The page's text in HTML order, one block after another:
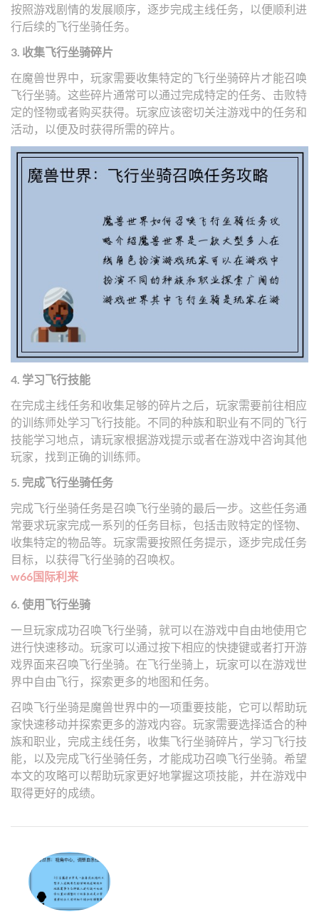
按照游戏剧情的发展顺序，逐步完成主线任务，以便顺利进
行后续的飞行坐骑任务。
3. 收集飞行坐骑碎片
在魔兽世界中，玩家需要收集特定的飞行坐骑碎片才能召唤
飞行坐骑。这些碎片通常可以通过完成特定的任务、击败特
定的怪物或者购买获得。玩家应该密切关注游戏中的任务和
活动，以便及时获得所需的碎片。
4. 学习飞行技能
在完成主线任务和收集足够的碎片之后，玩家需要前往相应
的训练师处学习飞行技能。不同的种族和职业有不同的飞行
技能学习地点，请玩家根据游戏提示或者在游戏中咨询其他
玩家，找到正确的训练师。
5. 完成飞行坐骑任务
完成飞行坐骑任务是召唤飞行坐骑的最后一步。这些任务通
常要求玩家完成一系列的任务目标，包括击败特定的怪物、
收集特定的物品等。玩家需要按照任务提示，逐步完成任务
目标，以获得飞行坐骑的召唤权。
w66国际利来
6. 使用飞行坐骑
一旦玩家成功召唤飞行坐骑，就可以在游戏中自由地使用它
进行快速移动。玩家可以通过按下相应的快捷键或者打开游
戏界面来召唤飞行坐骑。在飞行坐骑上，玩家可以在游戏世
界中自由飞行，探索更多的地图和任务。
召唤飞行坐骑是魔兽世界中的一项重要技能，它可以帮助玩
家快速移动并探索更多的游戏内容。玩家需要选择适合的种
族和职业，完成主线任务，收集飞行坐骑碎片，学习飞行技
能，以及完成飞行坐骑任务，才能成功召唤飞行坐骑。希望
本文的攻略可以帮助玩家更好地掌握这项技能，并在游戏中
取得更好的成绩。